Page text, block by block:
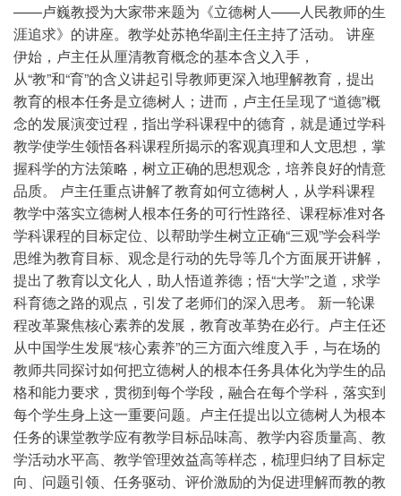
——卢巍教授为大家带来题为《立德树人——人民教师的生
涯追求》的讲座。教学处苏艳华副主任主持了活动。 讲座
伊始，卢主任从厘清教育概念的基本含义入手，
从“教”和“育”的含义讲起引导教师更深入地理解教育，提出
教育的根本任务是立德树人；进而，卢主任呈现了“道德”概
念的发展演变过程，指出学科课程中的德育，就是通过学科
教学使学生领悟各科课程所揭示的客观真理和人文思想，掌
握科学的方法策略，树立正确的思想观念，培养良好的情意
品质。 卢主任重点讲解了教育如何立德树人，从学科课程
教学中落实立德树人根本任务的可行性路径、课程标准对各
学科课程的目标定位、以帮助学生树立正确“三观”学会科学
思维为教育目标、观念是行动的先导等几个方面展开讲解，
提出了教育以文化人，助人悟道养德；悟“大学”之道，求学
科育德之路的观点，引发了老师们的深入思考。 新一轮课
程改革聚焦核心素养的发展，教育改革势在必行。卢主任还
从中国学生发展“核心素养”的三方面六维度入手，与在场的
教师共同探讨如何把立德树人的根本任务具体化为学生的品
格和能力要求，贯彻到每个学段，融合在每个学科，落实到
每个学生身上这一重要问题。卢主任提出以立德树人为根本
任务的课堂教学应有教学目标品味高、教学内容质量高、教
学活动水平高、教学管理效益高等样态，梳理归纳了目标定
向、问题引领、任务驱动、评价激励的为促进理解而教的教